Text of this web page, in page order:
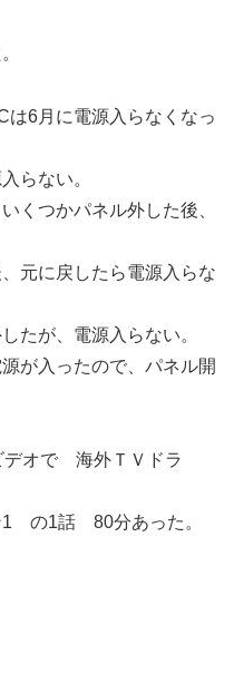
6月に電源入らなくなっ
らない。
くつかパネル外した後、
元に戻したら電源入らな
たが、電源入らない。
が入ったので、パネル開
オで 海外ＴＶドラ
の1話 80分あった。